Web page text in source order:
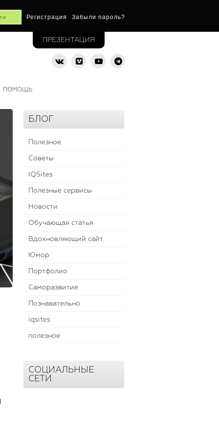
Регистрация Забыли пароль?
ПРЕЗЕНТАЦИЯ
ПОМОЩЬ
БЛОГ
Полезное
Советы
IQSites
Полезные сервисы
Новости
Обучающая статья
Вдохновляющий сайт
Юмор
Портфолио
Саморазвитие
Познавательно
iqsites
полезное
СОЦИАЛЬНЫЕ
СЕТИ